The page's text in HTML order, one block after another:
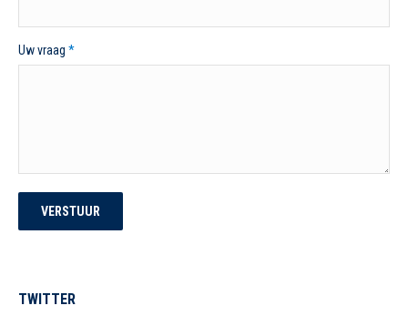
Uw vraag*
VERSTUUR
TWITTER